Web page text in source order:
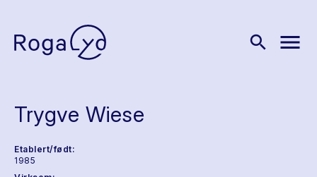
search menu
Trygve Wiese
Etablert/født:
1985